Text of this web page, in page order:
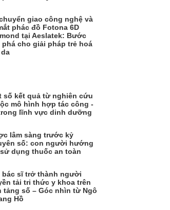
giao công nghệ và
phác đồ Fotona 6D
tại Aeslatek: Bước
phá cho giải pháp trẻ hoá
số kết quả từ nghiên cứu
mô hình hợp tác công -
lĩnh vực dinh dưỡng
lâm sàng trước kỷ
số: con người hướng
dụng thuốc an toàn
bác sĩ trở thành người
tải tri thức y khoa trên
tảng số – Góc nhìn từ Ngô
Hồ